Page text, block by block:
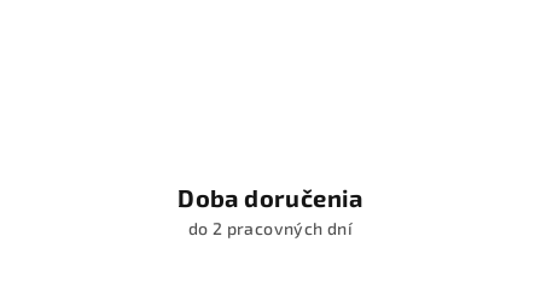
Doba doručenia
do 2 pracovných dní